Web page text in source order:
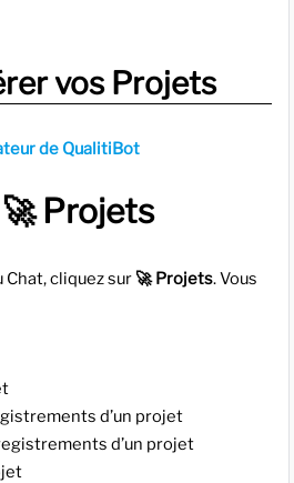
vos Projets
de QualitiBot
Projets
Chat, cliquez sur 🚀 Projets. Vous
d’un projet
d’un projet